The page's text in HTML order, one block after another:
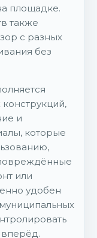
площадке.
также
с разных
без
и
которые
или
удобен